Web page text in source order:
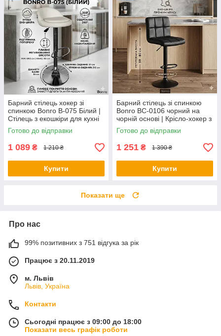
Барний стілець хокер зі
спинкою Bonro B-075 Білий |
Стілець з екошкіри для кухні
бару кафе (регульований)
Готово до відправки
1 089 ₴ 1 210 ₴
Купити
Барний стілець зі спинкою
Bonro BC-0106 чорний на
чорній основі | Крісло-хокер з
екошкіри для кухні бару
салону
Готово до відправки
1 251 ₴ 1 390 ₴
Купити
Показати ще
Про нас
99% позитивних з 751 відгука за рік
Працює з 20.11.2019
м. Львів
Львів, Україна
Контакти
Сьогодні працює з 09:00 до 18:00
Показати весь графік роботи